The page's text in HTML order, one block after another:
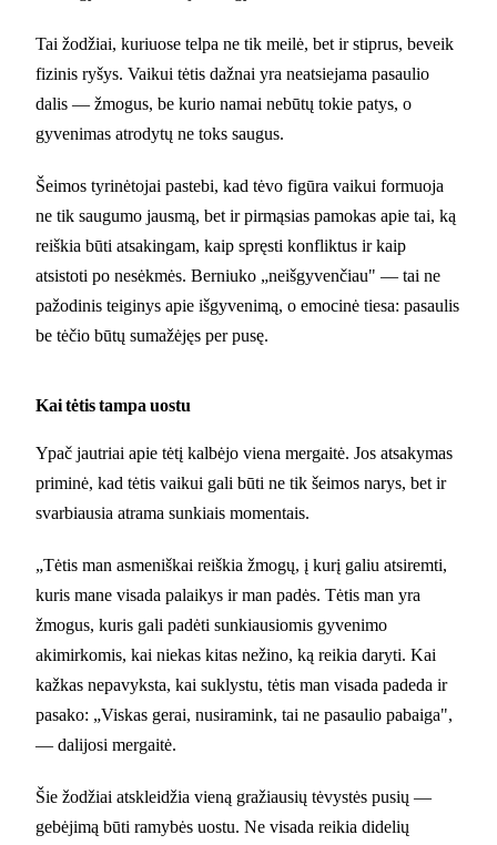
Tai žodžiai, kuriuose telpa ne tik meilė, bet ir stiprus, beveik
fizinis ryšys. Vaikui tėtis dažnai yra neatsiejama pasaulio
dalis — žmogus, be kurio namai nebūtų tokie patys, o
gyvenimas atrodytų ne toks saugus.
Šeimos tyrinėtojai pastebi, kad tėvo figūra vaikui formuoja
ne tik saugumo jausmą, bet ir pirmąsias pamokas apie tai, ką
reiškia būti atsakingam, kaip spręsti konfliktus ir kaip
atsistoti po nesėkmės. Berniuko „neišgyvenčiau" — tai ne
pažodinis teiginys apie išgyvenimą, o emocinė tiesa: pasaulis
be tėčio būtų sumažėjęs per pusę.
Kai tėtis tampa uostu
Ypač jautriai apie tėtį kalbėjo viena mergaitė. Jos atsakymas
priminė, kad tėtis vaikui gali būti ne tik šeimos narys, bet ir
svarbiausia atrama sunkiais momentais.
„Tėtis man asmeniškai reiškia žmogų, į kurį galiu atsiremti,
kuris mane visada palaikys ir man padės. Tėtis man yra
žmogus, kuris gali padėti sunkiausiomis gyvenimo
akimirkomis, kai niekas kitas nežino, ką reikia daryti. Kai
kažkas nepavyksta, kai suklystu, tėtis man visada padeda ir
pasako: „Viskas gerai, nusiramink, tai ne pasaulio pabaiga",
— dalijosi mergaitė.
Šie žodžiai atskleidžia vieną gražiausių tėvystės pusių —
gebėjimą būti ramybės uostu. Ne visada reikia didelių